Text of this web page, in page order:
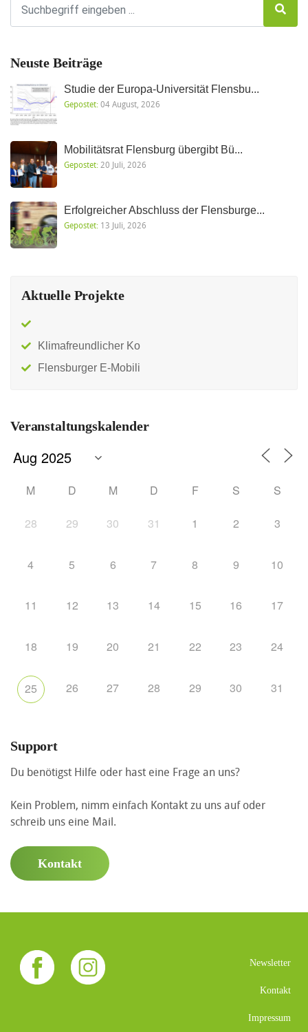
Neuste Beiträge
Studie der Europa-Universität Flensbu...
Gepostet:04 August, 2026
Mobilitätsrat Flensburg übergibt Bü...
Gepostet: 20 Juli, 2026
Erfolgreicher Abschluss der Flensburge...
Gepostet: 13 Juli, 2026
Aktuelle Projekte
Klimafreundlicher Ko
Flensburger E-Mobili
Veranstaltungskalender
M D M D F S S
28 29 30 31 1 2 3
4 5 6 7 8 9 10
11 12 13 14 15 16 17
18 19 20 21 22 23 24
25 26 27 28 29 30 31
Support
Du benötigst Hilfe oder hast eine Frage an uns?
Kein Problem, nimm einfach Kontakt zu uns auf oder
schreib uns eine Mail.
Kontakt
Newsletter
Kontakt
Impressum